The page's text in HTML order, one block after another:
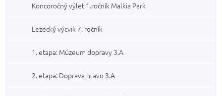
Koncoročný výlet 1.ročník Malkia Park
Lezecký výcvik 7. ročník
1. etapa: Múzeum dopravy 3.A
2. etapa: Doprava hravo 3.A